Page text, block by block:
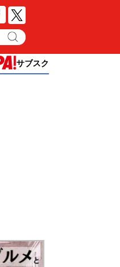
サブスク